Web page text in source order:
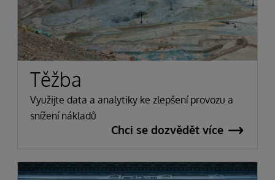
Těžba
Využijte data a analytiky ke zlepšení provozu a
snížení nákladů
Chci se dozvědět více